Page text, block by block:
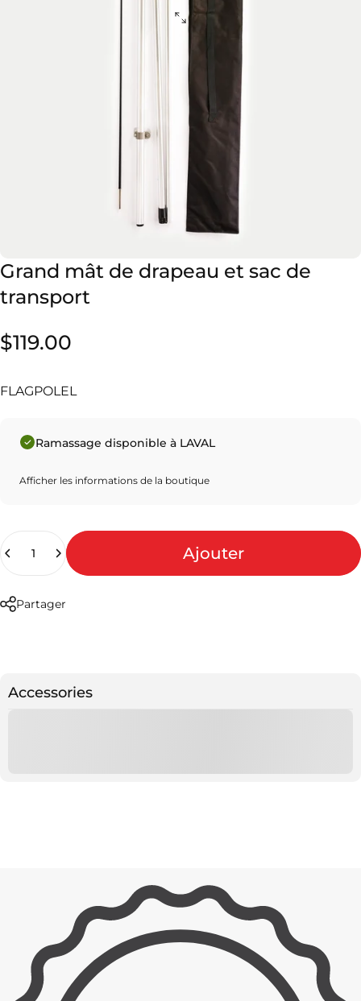
Grand mât de drapeau et sac de
transport
$119.00
FLAGPOLEL
Ramassage disponible à LAVAL
Afficher les informations de la boutique
Ajouter
Partager
Accessories